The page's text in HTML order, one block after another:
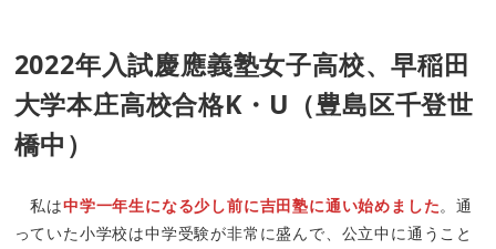
2022年入試慶應義塾女子高校、早稲田
大学本庄高校合格K・U（豊島区千登世
橋中）
私は中学一年生になる少し前に吉田塾に通い始めました。通
っていた小学校は中学受験が非常に盛んで、公立中に通うこと